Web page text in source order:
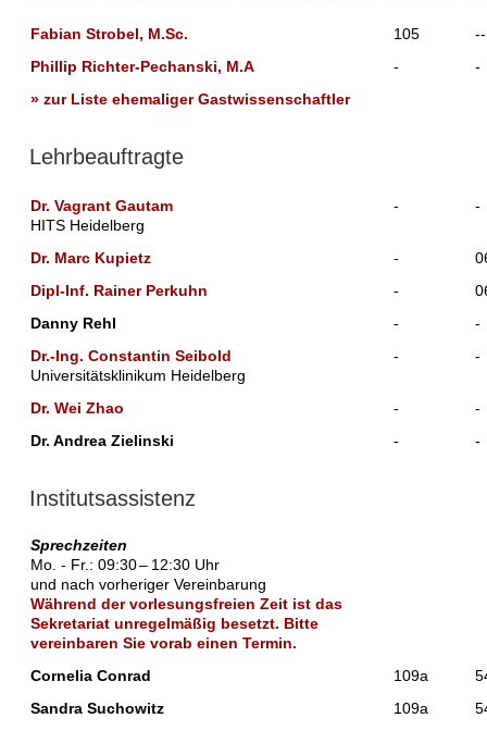
Fabian Strobel, M.Sc. 105
--
Phillip Richter-Pechanski, M.A
-
-
» zur Liste ehemaliger Gastwissenschaftler
Lehrbeauftragte
Dr. Vagrant Gautam
HITS Heidelberg
- -
Dr. Marc Kupietz -
Dipl-Inf. Rainer Perkuhn
-
Danny Rehl
-
-
Dr.-Ing. Constantin Seibold
Universitätsklinikum Heidelberg
- -
Dr. Wei Zhao -
-
Dr. Andrea Zielinski
- -
Institutsassistenz
Sprechzeiten
Mo. - Fr.: 09:30– 12:30 Uhr
und nach vorheriger Vereinbarung
Während der vorlesungsfreien Zeit ist das
Sekretariat unregelmäßig besetzt. Bitte
vereinbaren Sie vorab einen Termin.
Cornelia Conrad
109a
Sandra Suchowitz
109a